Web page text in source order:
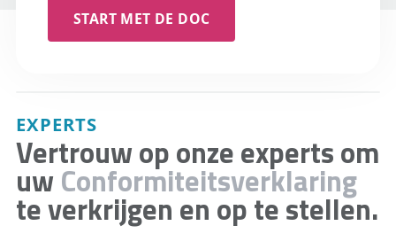
START MET DE DOC
EXPERTS
Vertrouw op onze experts om
uwConformiteitsverklaring
te verkrijgen en op te stellen.